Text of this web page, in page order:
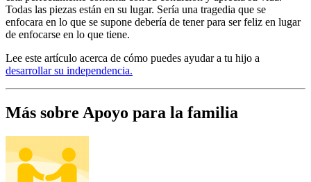
Todas las piezas están en su lugar. Sería una tragedia que se
enfocara en lo que se supone debería de tener para ser feliz en lugar
de enfocarse en lo que tiene.
Lee este artículo acerca de cómo puedes ayudar a tu hijo a
desarrollar su independencia.
Más sobre Apoyo para la familia